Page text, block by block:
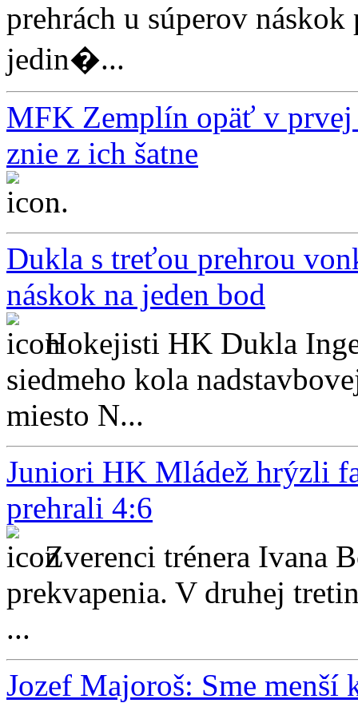
prehrách u súperov
jedin�...
MFK Zemplín opäť v prvej
znie z ich šatne
...
Dukla s treťou prehrou
náskok na jeden bod
Hokejisti HK Dukla
siedmeho kola
miesto N...
Juniori HK Mládež hrýzli
prehrali 4:6
Zverenci trénera Ivana
prekvapenia. V druhej
...
Jozef Majoroš: Sme menší